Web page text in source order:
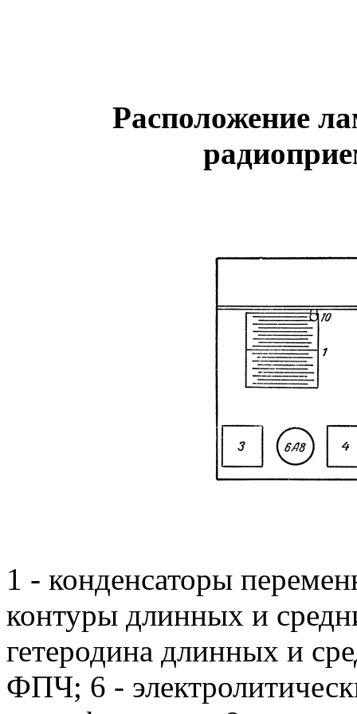
Расположение
1 - конденсаторы
контуры длинных и
гетеродина длинных и
ФПЧ; 6 -